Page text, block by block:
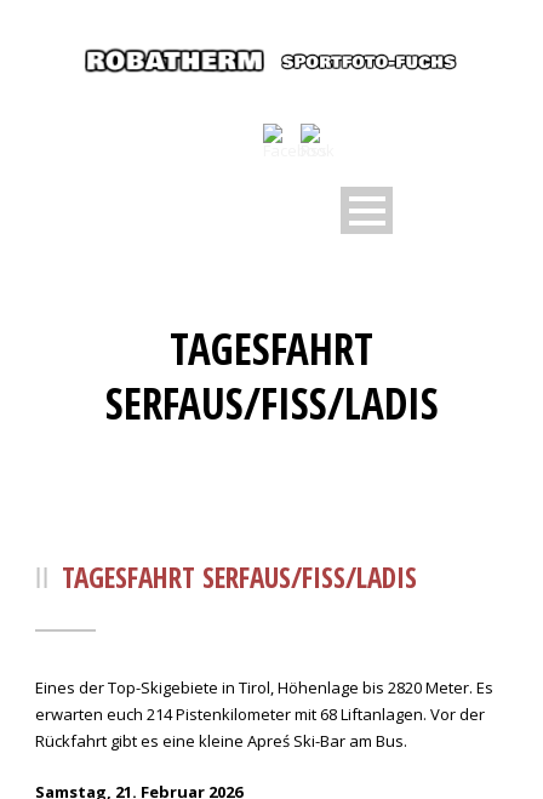
TAGESFAHRT
SERFAUS/FISS/LADIS
TAGESFAHRT SERFAUS/FISS/LADIS
Eines der Top-Skigebiete in Tirol, Höhenlage bis 2820 Meter. Es
erwarten euch 214 Pistenkilometer mit 68 Liftanlagen. Vor der
Rückfahrt gibt es eine kleine Apreś Ski-Bar am Bus.
Samstag, 21. Februar 2026